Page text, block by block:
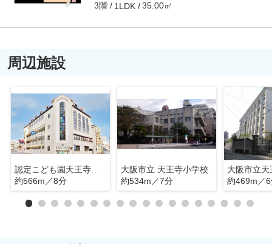
3階 1LDK 35.00㎡
周辺施設
認定こども園天王寺幼稚園
約566m／8分
大阪市立 天王寺小学校
約534m／7分
大阪市立
約469m／